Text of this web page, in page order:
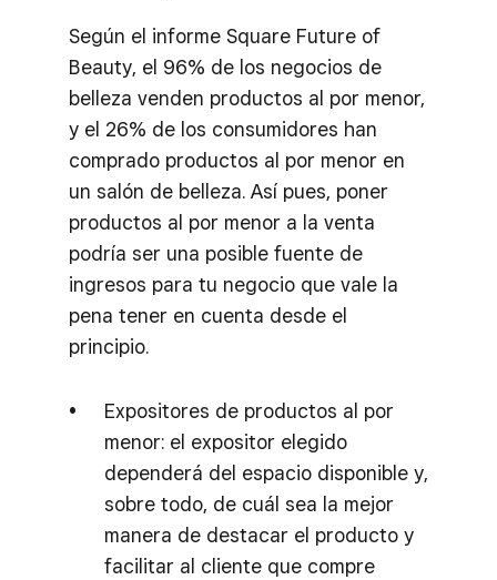
Según el informe Square Future of
Beauty, el 96% de los negocios de
belleza venden productos al por menor,
y el 26% de los consumidores han
comprado productos al por menor en
un salón de belleza. Así pues, poner
productos al por menor a la venta
podría ser una posible fuente de
ingresos para tu negocio que vale la
pena tener en cuenta desde el
principio.
Expositores de productos al por
menor: el expositor elegido
dependerá del espacio disponible y,
sobre todo, de cuál sea la mejor
manera de destacar el producto y
facilitar al cliente que compre